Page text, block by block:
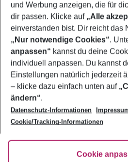
Urlaub Djerba
Footer
Footer navigation
Über uns
AGB
Bestpreisgarantie
Cookie-Einstellungen ändern
Cookie-Richtlinie
Agenturbetreuung
Barrierefreies Reisen
HanseMerkur Reiseversicherung
Folge uns
und Werbung anzeigen, die für
dir passen. Klicke auf „Alle
einverstanden bist. Dir reicht das
„Nur notwendige Cookies“.
anpassen“ kannst du deine
individuell anpassen. Du kannst
Einstellungen natürlich jederzeit
– klicke dazu einfach unten auf
ändern“.
Datenschutz-Informationen
Cookie/Tracking-Informationen
Cookie